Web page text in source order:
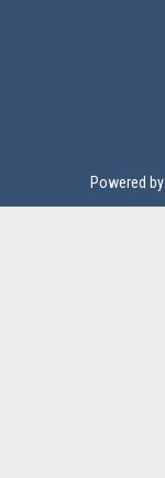
Powered by